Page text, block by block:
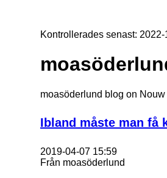
Kontrollerades senast: 2022-
moasöderlund blog on Nouw
Ibland måste man få
2019-04-07 15:59
Från moasöderlund